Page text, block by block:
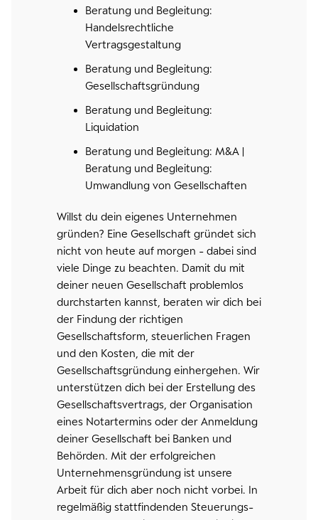
Beratung und Begleitung:
Handelsrechtliche
Vertragsgestaltung
Beratung und Begleitung:
Gesellschaftsgründung
Beratung und Begleitung:
Liquidation
Beratung und Begleitung: M&A |
Beratung und Begleitung:
Umwandlung von Gesellschaften
Willst du dein eigenes Unternehmen
gründen? Eine Gesellschaft gründet sich
nicht von heute auf morgen - dabei sind
viele Dinge zu beachten. Damit du mit
deiner neuen Gesellschaft problemlos
durchstarten kannst, beraten wir dich bei
der Findung der richtigen
Gesellschaftsform, steuerlichen Fragen
und den Kosten, die mit der
Gesellschaftsgründung einhergehen. Wir
unterstützen dich bei der Erstellung des
Gesellschaftsvertrags, der Organisation
eines Notartermins oder der Anmeldung
deiner Gesellschaft bei Banken und
Behörden. Mit der erfolgreichen
Unternehmensgründung ist unsere
Arbeit für dich aber noch nicht vorbei. In
regelmäßig stattfindenden Steuerungs-